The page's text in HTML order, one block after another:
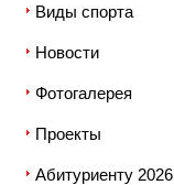
Виды спорта
Новости
Фотогалерея
Проекты
Абитуриенту 2026